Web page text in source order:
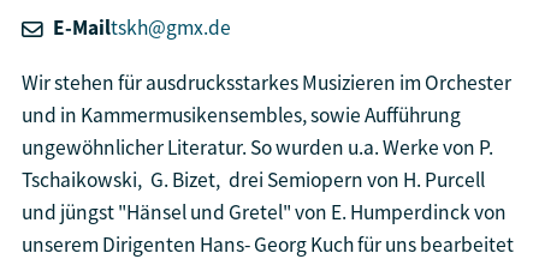
E-Mailtskh@gmx.de
Wir stehen für ausdrucksstarkes Musizieren im Orchester
und in Kammermusikensembles, sowie Aufführung
ungewöhnlicher Literatur. So wurden u.a. Werke von P.
Tschaikowski, G. Bizet, drei Semiopern von H. Purcell
und jüngst "Hänsel und Gretel" von E. Humperdinck von
unserem Dirigenten Hans- Georg Kuch für uns bearbeitet